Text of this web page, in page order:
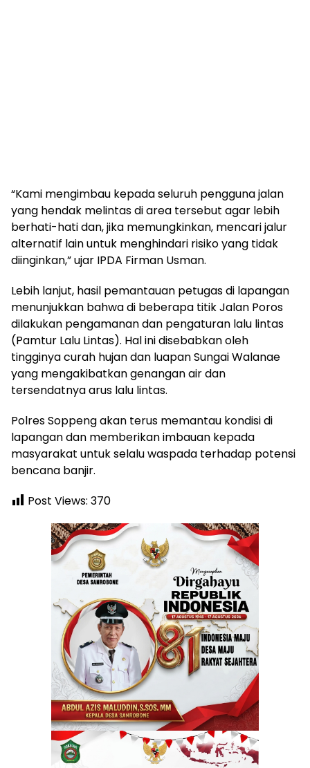
“Kami mengimbau kepada seluruh pengguna jalan
yang hendak melintas di area tersebut agar lebih
berhati-hati dan, jika memungkinkan, mencari jalur
alternatif lain untuk menghindari risiko yang tidak
diinginkan,” ujar IPDA Firman Usman.
Lebih lanjut, hasil pemantauan petugas di lapangan
menunjukkan bahwa di beberapa titik Jalan Poros
dilakukan pengamanan dan pengaturan lalu lintas
(Pamtur Lalu Lintas). Hal ini disebabkan oleh
tingginya curah hujan dan luapan Sungai Walanae
yang mengakibatkan genangan air dan
tersendatnya arus lalu lintas.
Polres Soppeng akan terus memantau kondisi di
lapangan dan memberikan imbauan kepada
masyarakat untuk selalu waspada terhadap potensi
bencana banjir.
Post Views: 370